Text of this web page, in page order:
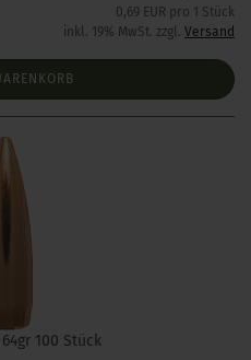
0,69 EUR pro 1 Stück
inkl. 19% MwSt. zzgl. Versand
100 Stück